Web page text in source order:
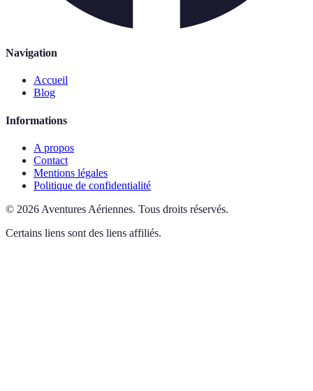
Navigation
Accueil
Blog
Informations
A propos
Contact
Mentions légales
Politique de confidentialité
© 2026 Aventures Aériennes. Tous droits réservés.
Certains liens sont des liens affiliés.